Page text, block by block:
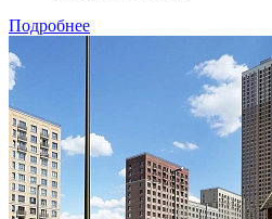
Подробнее